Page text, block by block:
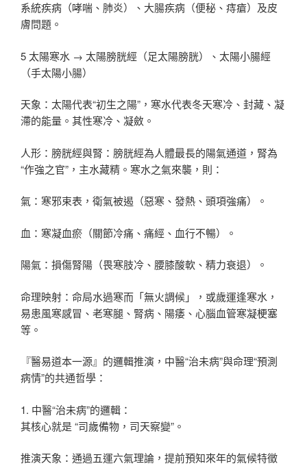
系統疾病（哮喘、肺炎）、大腸疾病（便秘、痔瘡）及皮
膚問題。
5 太陽寒水 → 太陽膀胱經（足太陽膀胱）、太陽小腸經
（手太陽小腸）
天象：太陽代表“初生之陽”，寒水代表冬天寒冷、封藏、凝
滯的能量。其性寒冷、凝斂。
人形：膀胱經與腎：膀胱經為人體最長的陽氣通道，腎為
“作強之官”，主水藏精。寒水之氣來襲，則：
氣：寒邪束表，衛氣被遏（惡寒、發熱、頭項強痛）。
血：寒凝血瘀（關節冷痛、痛經、血行不暢）。
陽氣：損傷腎陽（畏寒肢冷、腰膝酸軟、精力衰退）。
命理映射：命局水過寒而「無火調候」，或歲運逢寒水，
易患風寒感冒、老寒腿、腎病、陽痿、心腦血管寒凝梗塞
等。
『醫易道本一源』的邏輯推演，中醫“治未病”與命理“預測
病情”的共通哲學：
1. 中醫“治未病”的邏輯：
其核心就是 “司歲備物，司天察變”。
推演天象：通過五運六氣理論，提前預知來年的氣候特徵